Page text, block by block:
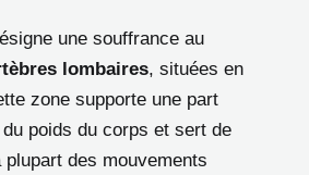
une souffrance au
lombaires, situées en
zone supporte une part
poids du corps et sert de
des mouvements